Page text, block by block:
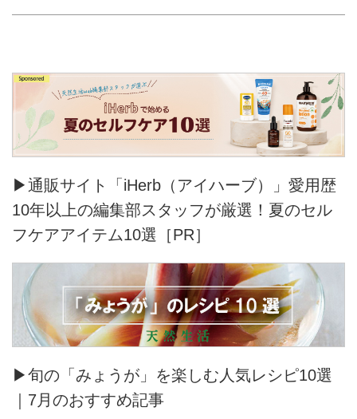
▶通販サイト「iHerb（アイハーブ）」愛用歴
10年以上の編集部スタッフが厳選！夏のセル
フケアアイテム10選［PR］
▶旬の「みょうが」を楽しむ人気レシピ10選
｜7月のおすすめ記事